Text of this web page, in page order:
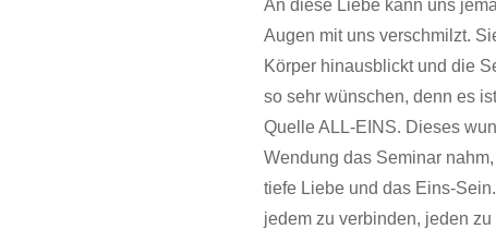
An diese Liebe kann uns
Augen mit uns verschmilzt.
Körper hinausblickt und die
so sehr wünschen, denn es
Quelle ALL-EINS. Dieses
Wendung das Seminar
tiefe Liebe und das Eins-
jedem zu verbinden, jeden